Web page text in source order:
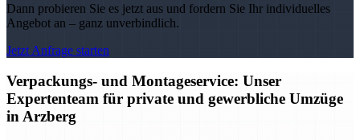
Dann probieren Sie es jetzt aus und fordern Sie Ihr individuelles
Angebot an – ganz unverbindlich.
Jetzt Anfrage starten
Verpackungs- und Montageservice: Unser
Expertenteam für private und gewerbliche Umzüge
in Arzberg